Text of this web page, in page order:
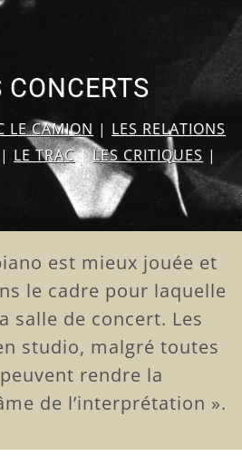
CONCERTS
LE CAMION | LES RELATIONS
| LE TRAC|LES CRITIQUES |
est mieux jouée et
le cadre pour laquelle
salle de concert. Les
studio, malgré toutes
rendre la
de l’interprétation ».